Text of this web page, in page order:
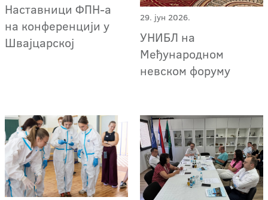
Наставници ФПН-а
на конференцији у
Швајцарској
29. јун 2026.
УНИБЛ на
Међународном
невском форуму